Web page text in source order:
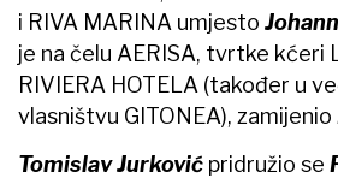
i RIVA MARINA umjesto
je na čelu AERISA, tvrtke kćeri
RIVIERA HOTELA (također u
vlasništvu GITONEA), zamijenio
Tomislav Jurković pridružio se